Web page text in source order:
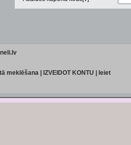
meklēšana| IZVEIDOT KONTU Ieiet